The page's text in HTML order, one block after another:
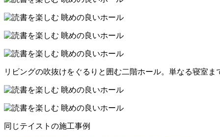
リビングの吹抜けをぐるりと囲む二階ホール。単なる寝室
同じテイストの施工事例